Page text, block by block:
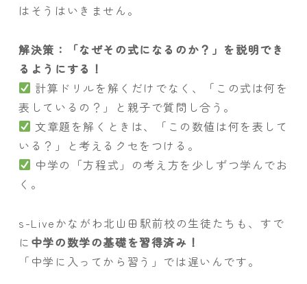
はそうはいきません。
解決策：「なぜその式になるのか？」を説明でき
るようにする！
計算ドリルを解くだけでなく、「この式は何を
表しているの？」と親子で質問し合う。
文章題を解くときは、「この数値は何を表して
いる？」と考えるクセをつける。
中学の「方程式」の考え方を少しずつ学んでお
く。
s-Liveかながわ北山田駅前校の生徒たちも、すで
に 中学の数学の基礎を習得済み！
「中学に入ってから習う」では遅いんです。